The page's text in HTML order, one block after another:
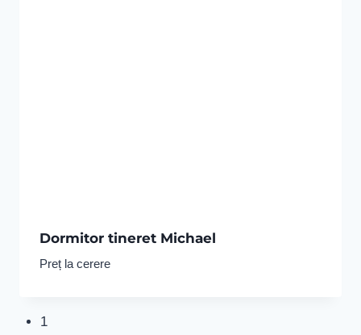
Dormitor tineret Michael
Preț la cerere
1